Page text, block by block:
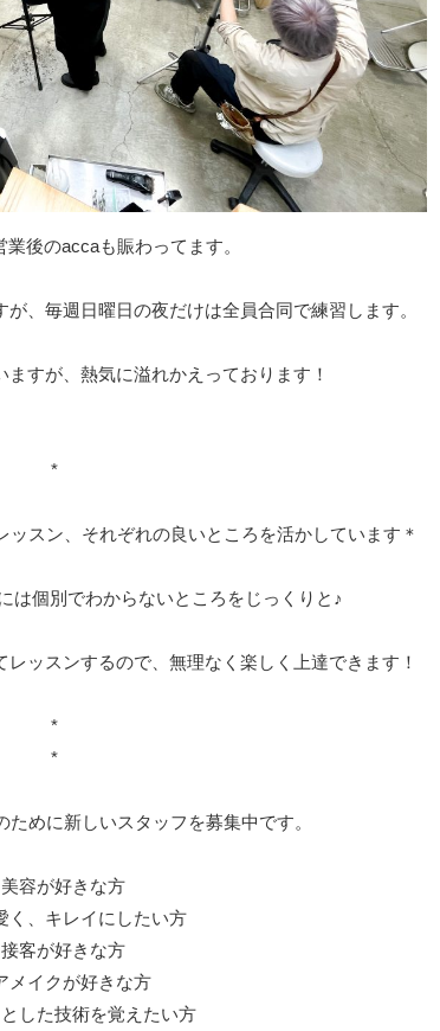
後のaccaも賑わってます。
、毎週日曜日の夜だけは全員合同で練習します。
すが、熱気に溢れかえっております！
*
スン、それぞれの良いところを活かしています＊
は個別でわからないところをじっくりと♪
ッスンするので、無理なく楽しく上達できます！
*
*
めに新しいスタッフを募集中です。
美容が好きな方
く、キレイにしたい方
接客が好きな方
メイクが好きな方
とした技術を覚えたい方